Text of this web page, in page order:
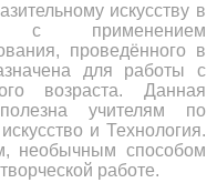
искусству в
с применением
проведённого в
для работы с
возраста. Данная
учителям по
и Технология.
необычным способом
работе.